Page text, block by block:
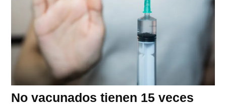
No vacunados tienen 15 veces